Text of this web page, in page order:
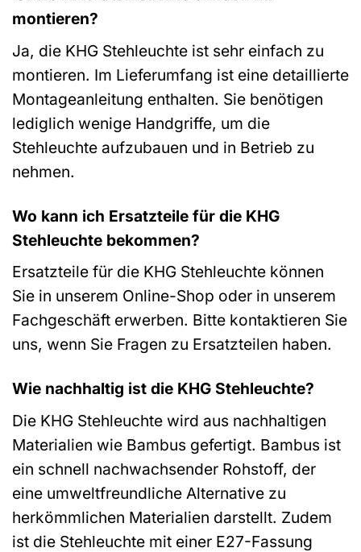
montieren?
Ja, die KHG Stehleuchte ist sehr einfach zu
montieren. Im Lieferumfang ist eine detaillierte
Montageanleitung enthalten. Sie benötigen
lediglich wenige Handgriffe, um die
Stehleuchte aufzubauen und in Betrieb zu
nehmen.
Wo kann ich Ersatzteile für die KHG
Stehleuchte bekommen?
Ersatzteile für die KHG Stehleuchte können
Sie in unserem Online-Shop oder in unserem
Fachgeschäft erwerben. Bitte kontaktieren Sie
uns, wenn Sie Fragen zu Ersatzteilen haben.
Wie nachhaltig ist die KHG Stehleuchte?
Die KHG Stehleuchte wird aus nachhaltigen
Materialien wie Bambus gefertigt. Bambus ist
ein schnell nachwachsender Rohstoff, der
eine umweltfreundliche Alternative zu
herkömmlichen Materialien darstellt. Zudem
ist die Stehleuchte mit einer E27-Fassung